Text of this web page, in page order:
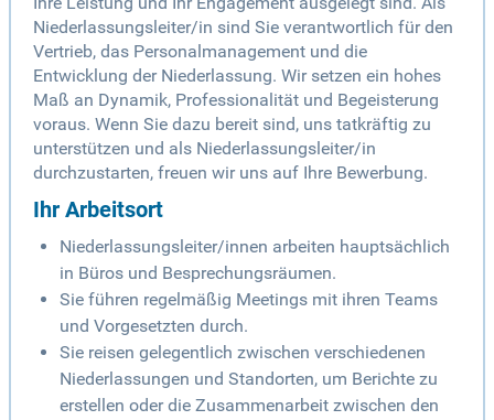
Niederlassungsleiter/in sind Sie verantwortlich für den
Vertrieb, das Personalmanagement und die
Entwicklung der Niederlassung. Wir setzen ein hohes
Maß an Dynamik, Professionalität und Begeisterung
voraus. Wenn Sie dazu bereit sind, uns tatkräftig zu
unterstützen und als Niederlassungsleiter/in
durchzustarten, freuen wir uns auf Ihre Bewerbung.
Ihr Arbeitsort
Niederlassungsleiter/innen arbeiten hauptsächlich
in Büros und Besprechungsräumen.
Sie führen regelmäßig Meetings mit ihren Teams
und Vorgesetzten durch.
Sie reisen gelegentlich zwischen verschiedenen
Niederlassungen und Standorten, um Berichte zu
erstellen oder die Zusammenarbeit zwischen den